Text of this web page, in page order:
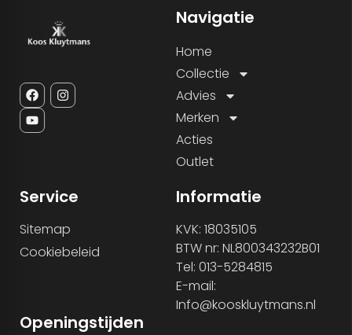
Navigatie
Home
Collectie
Advies
Merken
Acties
Outlet
Service
Sitemap
Cookiebeleid
Informatie
KVK: 18035105
BTW nr: NL800343232B01
Tel: 013-5284815
E-mail:
Info@kooskluytmans.nl
Openingstijden